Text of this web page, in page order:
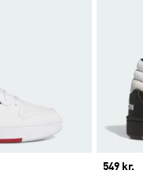
Price
549 kr.